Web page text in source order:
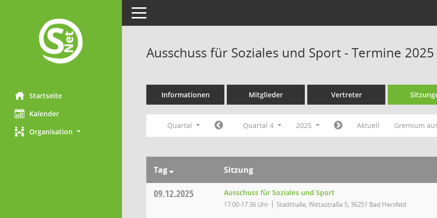
Startseite
Kalender
Organisation
Toggle navigation
Ausschuss für Soziales und Sport - Termine 2025
Informationen Mitglieder Vertreter
Quartal Quartal 4 2025 Aktuell Gremium
Tag Sitzung
09.12.2025 Ausschuss für Soziales und Sport
17:00-17:36 Uhr Stadthalle, Wittastraße 5, 36251 Bad Hersfeld